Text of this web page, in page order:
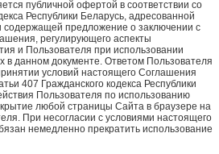
публичной офертой в соответствии со
Республики Беларусь, адресованной
содержащей предложение о заключении с
регулирующего аспекты
и Пользователя при использовании
в данном документе. Ответом Пользователя
условий настоящего Соглашения
407 Гражданского кодекса Республики
Пользователя по использованию
любой страницы Сайта в браузере на
При несогласии с условиями настоящего
немедленно прекратить использование